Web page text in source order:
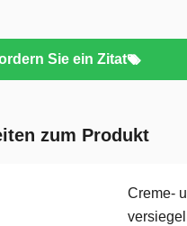
Sie ein Zitat
zum Produkt
Creme-